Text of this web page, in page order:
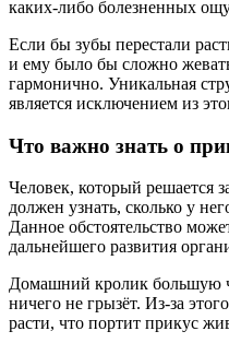
каких-либо болезненных
Если бы зубы перестали
и ему было бы сложно
гармонично. Уникальная
является исключением из
Что важно знать о
Человек, который решается
должен узнать, сколько у
Данное обстоятельство
дальнейшего развития
Домашний кролик большую
ничего не грызёт. Из-за
расти, что портит прикус